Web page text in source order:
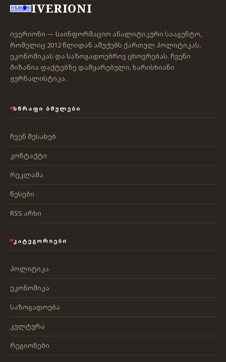
IVERIONI
ივერიონი — საინფორმაციო ანალიტიკური სააგენტო,
რომელიც 2012 წლიდან აშუქებს ქართულ პოლიტიკას,
ეკონომიკას და საზოგადოებრივ ცხოვრებას. ჩვენი
მიზანია ფაქტებზე დამყარებული, ხარისხიანი
ჟურნალისტიკა.
ᲡᲬᲠᲐᲤᲘ ᲑᲛᲣᲚᲔᲑᲘ
ჩვენ შესახებ
კონტაქტი
რეკლამა
წესები
RSS არხი
ᲙᲐᲢᲔᲒᲝᲠᲘᲔᲑᲘ
პოლიტიკა
ეკონომიკა
საზოგადოება
კულტურა
რეგიონები